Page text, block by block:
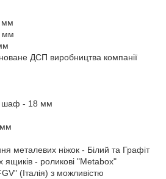
мм
мм
ДСП виробництва компанії
шаф - 18 мм
металевих ніжок - Білий та Графіт
ящиків - роликові "Metabox"
(Італія) з можливістю